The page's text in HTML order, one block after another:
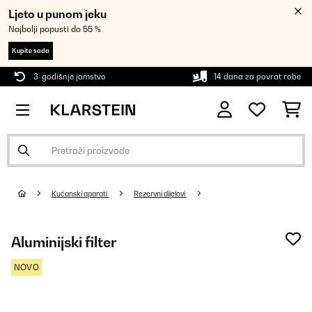
Ljeto u punom jeku
Najbolji popusti do 55 %
Kupite sada
3-godišnje jamstvo 14 dana za povrat robe
Kućanski aparati Rezervni dijelovi
Aluminijski filter
NOVO